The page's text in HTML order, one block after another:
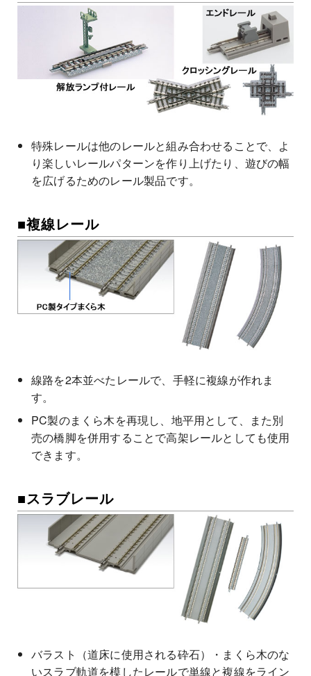
特殊レールは他のレールと組み合わせることで、よ
り楽しいレールパターンを作り上げたり、遊びの幅
を広げるためのレール製品です。
■複線レール
線路を2本並べたレールで、手軽に複線が作れま
す。
PC製のまくら木を再現し、地平用として、また別
売の橋脚を併用することで高架レールとしても使用
できます。
■スラブレール
バラスト（道床に使用される砕石）・まくら木のな
いスラブ軌道を模したレールで単線と複線をライン